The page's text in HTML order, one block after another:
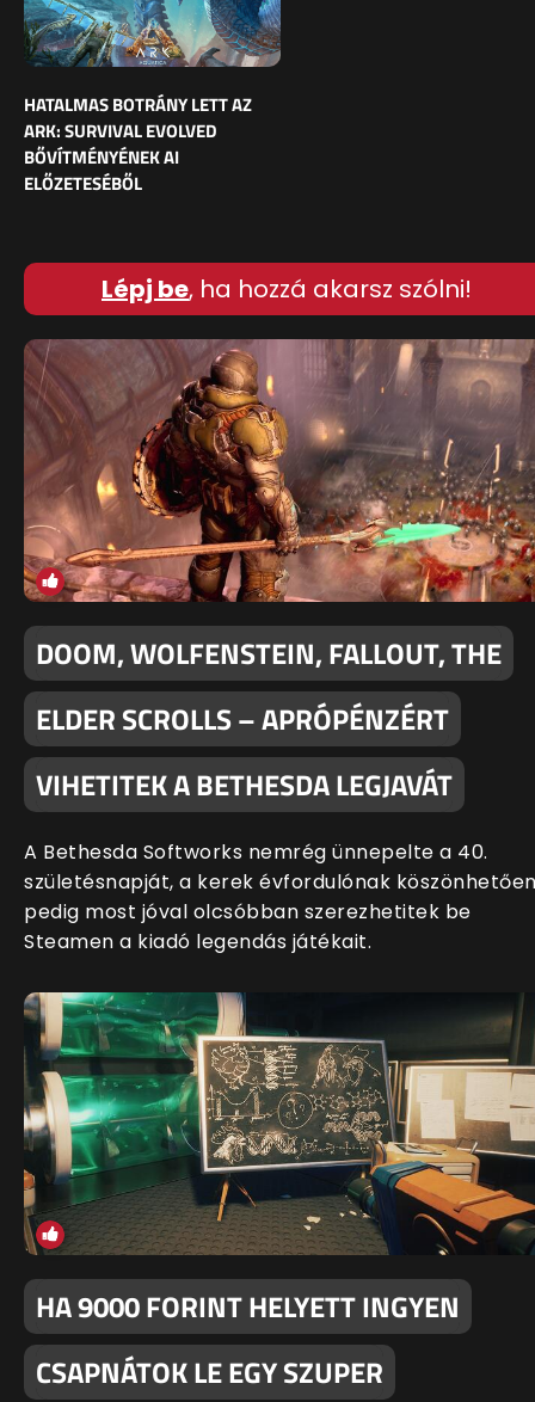
HATALMAS BOTRÁNY LETT AZ
ARK: SURVIVAL EVOLVED
BŐVÍTMÉNYÉNEK AI
ELŐZETESÉBŐL
Lépj be, ha hozzá akarsz szólni!
DOOM, WOLFENSTEIN, FALLOUT, THE
ELDER SCROLLS – APRÓPÉNZÉRT
VIHETITEK A BETHESDA LEGJAVÁT
A Bethesda Softworks nemrég ünnepelte a 40.
születésnapját, a kerek évfordulónak
pedig most jóval olcsóbban szerezhetitek be
Steamen a kiadó legendás játékait.
HA 9000 FORINT HELYETT INGYEN
CSAPNÁTOK LE EGY SZUPER